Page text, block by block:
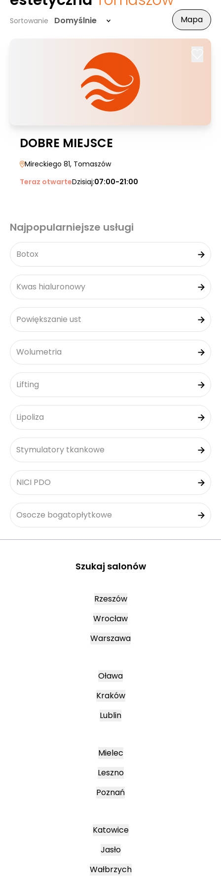
Sortowanie Domyślnie Mapa
DOBRE MIEJSCE
Mireckiego 81, Tomaszów
Teraz otwarteDzisiaj:07:00-21:00
Najpopularniejsze usługi
Botox
Kwas hialuronowy
Powiększanie ust
Wolumetria
Lifting
Lipoliza
Stymulatory tkankowe
NICI PDO
Osocze bogatopłytkowe
Szukaj salonów
Rzeszów
Wrocław
Warszawa
Oława
Kraków
Lublin
Mielec
Leszno
Poznań
Katowice
Jasło
Wałbrzych